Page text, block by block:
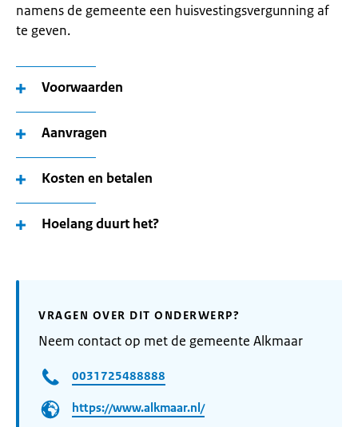
namens de gemeente een huisvestingsvergunning af
te geven.
Voorwaarden
Aanvragen
Kosten en betalen
Hoelang duurt het?
VRAGEN OVER DIT ONDERWERP?
Neem contact op met de gemeente Alkmaar
0031725488888
https://www.alkmaar.nl/